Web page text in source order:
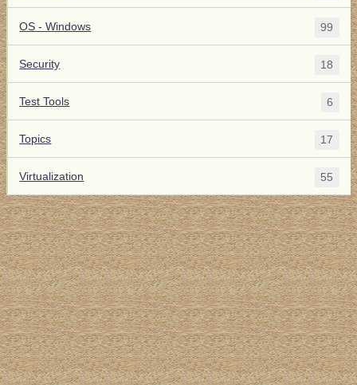
OS - Windows 99
Security 18
Test Tools 6
Topics 17
Virtualization 55